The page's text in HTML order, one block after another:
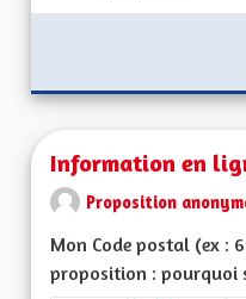
Information en
Proposition
Mon Code postal (ex :
proposition : pourquoi